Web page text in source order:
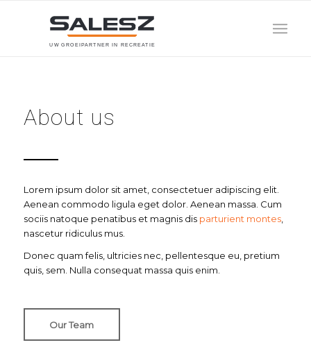
U W G RO E PA RT N E R N R EC R EAT E
About us
Lorem ipsum dolor sit amet, consectetuer adipiscing elit.
Aenean commodo ligula eget dolor. Aenean massa. Cum
sociis natoque penatibus et magnis dis parturient montes,
nascetur ridiculus mus.
Donec quam felis, ultricies nec, pellentesque eu, pretium
quis, sem. Nulla consequat massa quis enim.
Our Team